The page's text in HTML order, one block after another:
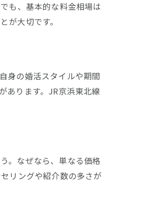
も、基本的な料金相場は
大切です。
身の婚活スタイルや期間
あります。JR京浜東北線
。なぜなら、単なる価格
リングや紹介数の多さが